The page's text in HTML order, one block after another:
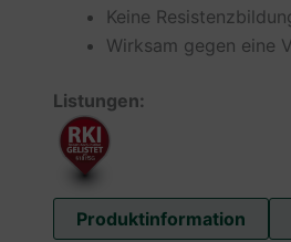
Keine
Wirksam gegen eine
Listungen:
Produktinformation